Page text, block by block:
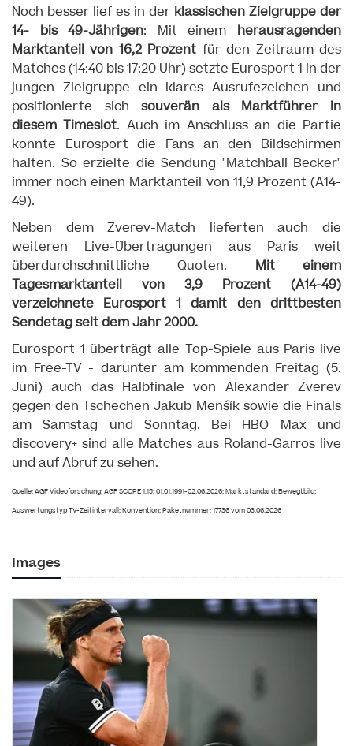
Noch besser lief es in der klassischen Zielgruppe der
14- bis 49-Jährigen: Mit einem herausragenden
Marktanteil von 16,2 Prozent für den Zeitraum des
Matches (14:40 bis 17:20 Uhr) setzte Eurosport 1 in der
jungen Zielgruppe ein klares Ausrufezeichen und
positionierte sichsouverän als Marktführer in
diesem Timeslot. Auch im Anschluss an die Partie
konnte Eurosport die Fans an den Bildschirmen
halten. So erzielte die Sendung "Matchball Becker"
immer noch einen Marktanteil von 11,9 Prozent (A14-
49).
Neben dem Zverev-Match lieferten auch die
weiteren Live-Übertragungen aus Paris weit
überdurchschnittliche Quoten. Mit einem
Tagesmarktanteil von 3,9 Prozent (A14-49)
verzeichnete Eurosport 1 damit den drittbesten
Sendetag seit dem Jahr 2000.
Eurosport 1 überträgt alle Top-Spiele aus Paris live
im Free-TV - darunter am kommenden Freitag (5.
Juni) auch das Halbfinale von Alexander Zverev
gegen den Tschechen Jakub Menšík sowie die Finals
am Samstag und Sonntag. Bei HBO Max und
discovery+ sind alle Matches aus Roland-Garros live
und auf Abruf zu sehen.
Quelle: AGF Videoforschung; AGF SCOPE 1.15; 01.01.1991-02.06.2026; Marktstandard: Bewegtbild;
Auswertungstyp TV-Zeitintervall; Konvention; Paketnummer: 17736 vom 03.06.2026
Images